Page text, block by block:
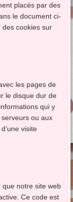
placés par des
le document ci-
des cookies sur
les pages de
le disque dur de
qui y
ou aux
visite
que notre site web
Ce code est